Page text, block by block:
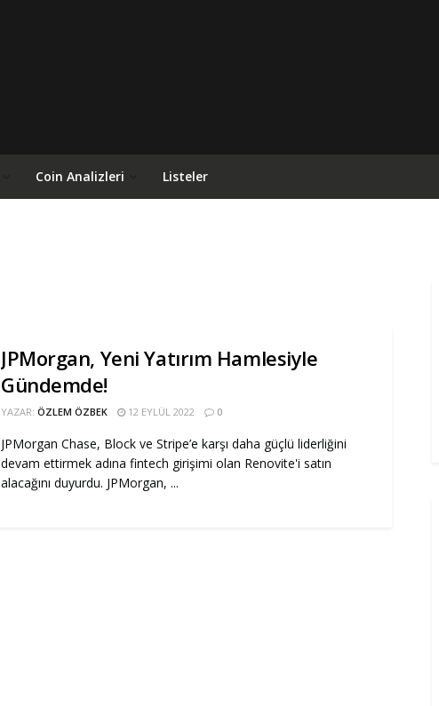
Coin Analizleri Listeler
JPMorgan, Yeni Yatırım Hamlesiyle
Gündemde!
YAZAR: ÖZLEM ÖZBEK 12 EYLÜL 2022 0
JPMorgan Chase, Block ve Stripe’e karşı daha güçlü liderliğini
devam ettirmek adına fintech girişimi olan Renovite'i satın
alacağını duyurdu. JPMorgan, ...